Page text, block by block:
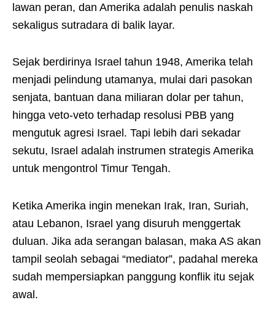
lawan peran, dan Amerika adalah penulis naskah
sekaligus sutradara di balik layar.
Sejak berdirinya Israel tahun 1948, Amerika telah
menjadi pelindung utamanya, mulai dari pasokan
senjata, bantuan dana miliaran dolar per tahun,
hingga veto-veto terhadap resolusi PBB yang
mengutuk agresi Israel. Tapi lebih dari sekadar
sekutu, Israel adalah instrumen strategis Amerika
untuk mengontrol Timur Tengah.
Ketika Amerika ingin menekan Irak, Iran, Suriah,
atau Lebanon, Israel yang disuruh menggertak
duluan. Jika ada serangan balasan, maka AS akan
tampil seolah sebagai “mediator”, padahal mereka
sudah mempersiapkan panggung konflik itu sejak
awal.